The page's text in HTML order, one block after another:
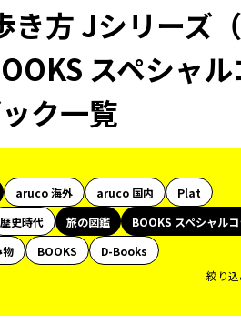
き方 Jシリーズ
スペシャル
ク一覧
aruco 海外 aruco 国内
Plat
歴史時代 旅の図鑑
BOOKS スペシャル
物 BOOKS
D-Books
絞り